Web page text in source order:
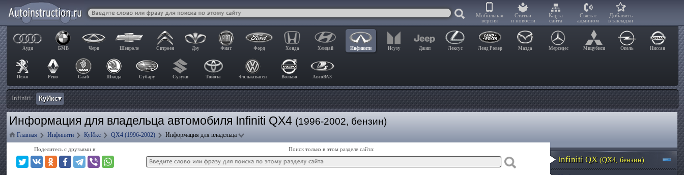
Мобильная
версия
Статьи
и новости
Карта
сайта
Связь с
админом
Добавить
в закладки
Ауди БМВ Чери Шевроле Ситроен Дэу Фиат Форд Хонда Хендай Инфинити Исузу Джип Лексус Ленд Ровер Мазда Мерседес Мицубиси Опель Ниссан
Пежо Рено Сааб Шкода Субару Сузуки Тойота Фольксваген Вольво АвтоВАЗ
Infiniti: КуИкс▾
Информация для владельца автомобиля Infiniti QX4 (1996-2002, бензин)
Главная Инфинити КуИкс QX4 (1996-2002) Информация для владельца
Поделитесь с друзьями в: Поиск только в этом разделе сайта:
Infiniti QX (QX4, бензин)